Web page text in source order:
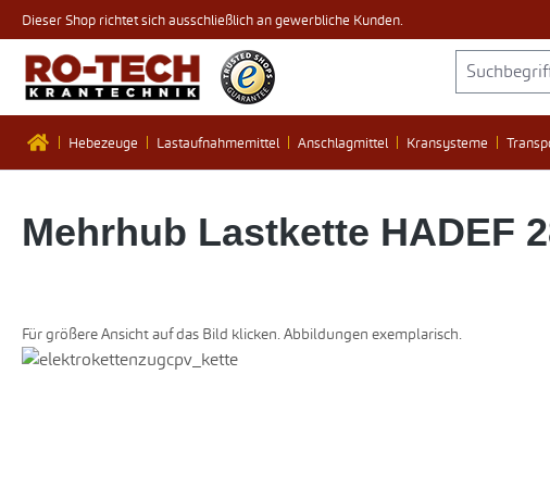
Hauptinhalt springen
Zur Suche springen
Zur Hauptnavigation springen
Dieser Shop richtet sich ausschließlich an gewerbliche Kunden.
Hebezeuge Lastaufnahmemittel Anschlagmittel Kransysteme
Mehrhub Lastkette HADEF
Für größere Ansicht auf das Bild klicken. Abbildungen exemplarisch.
Bildergalerie überspringen